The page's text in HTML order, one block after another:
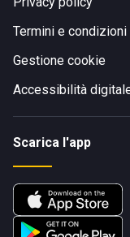
Termini e condizioni
Gestione cookie
Accessibilità
Scarica l'app